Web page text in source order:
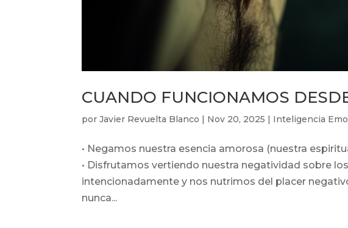
CUANDO FUNCIONAMOS
porJavier Revuelta Blanco | Nov 20, 2025 | Inteligencia
• Negamos nuestra esencia amorosa (nuestra
• Disfrutamos vertiendo nuestra negatividad sobre
intencionadamente y nos nutrimos del placer
nunca...